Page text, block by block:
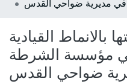
بالانماط القيادية
مؤسسة الشرطة
ضواحي القدس